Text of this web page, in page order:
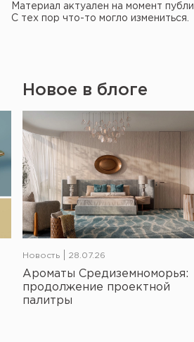
Материал актуален на момент
С тех пор что-то могло измениться.
Новое в блоге
Новость 28.07.26
Ароматы Средиземноморья:
продолжение проектной
палитры